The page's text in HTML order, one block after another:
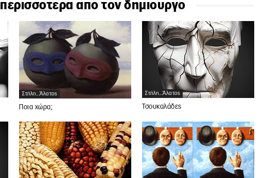
περισσοτερα απο τον δημιουργο
Στήλη...άλατος
Ποια χώρα;
Στήλη...άλατος
Τσουκαλάδες